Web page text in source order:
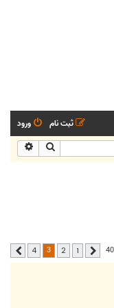
ورود ثبت نام
جستجو
قبلی 1
2
3
4 بعدی